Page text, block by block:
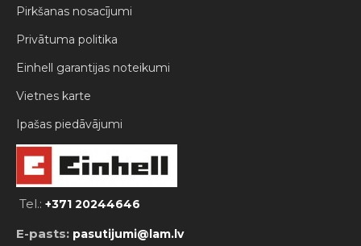
Pirkšanas nosacījumi
Privātuma politika
Einhell garantijas noteikumi
Vietnes karte
Ipašas piedāvājumi
Tel.: +371 20244646
E-pasts: pasutijumi@lam.lv